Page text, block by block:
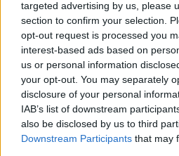
targeted advertising by us, please
section to confirm your selection.
opt-out request is processed you
interest-based ads based on
us or personal information
your opt-out. You may separately
disclosure of your personal
IAB’s list of downstream
also be disclosed by us to third
Downstream Participants that may